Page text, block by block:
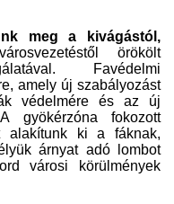
meg a kivágástól ,
örökölt
Favédelmi
amely új szabályozást
védelmére és az új
gyökérzóna fokozott
alakítunk ki a fáknak,
árnyat adó lombot
városi körülmények